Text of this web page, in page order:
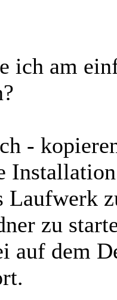
ich am
-
Laufwerk
zu
auf dem